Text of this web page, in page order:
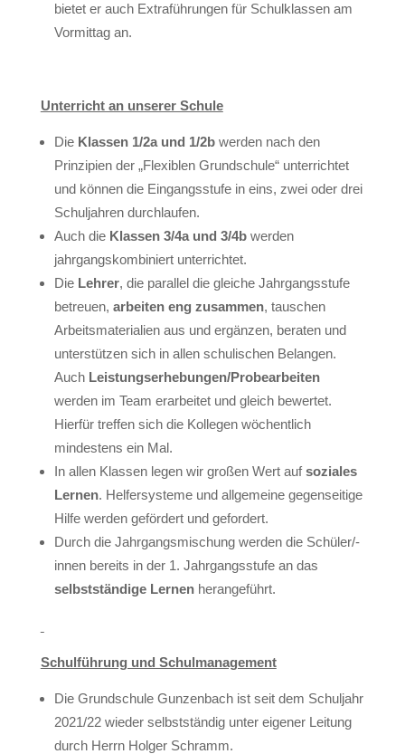
bietet er auch Extraführungen für Schulklassen am
Vormittag an.
Unterricht an unserer Schule
Die Klassen 1/2a und 1/2bwerden nach den
Prinzipien der „Flexiblen Grundschule“ unterrichtet
und können die Eingangsstufe in eins, zwei oder drei
Schuljahren durchlaufen.
Auch die Klassen 3/4a und 3/4bwerden
jahrgangskombiniert unterrichtet.
Die Lehrer, die parallel die gleiche Jahrgangsstufe
betreuen, arbeiten eng zusammen, tauschen
Arbeitsmaterialien aus und ergänzen, beraten und
unterstützen sich in allen schulischen Belangen.
Auch Leistungserhebungen/Probearbeiten
werden im Team erarbeitet und gleich bewertet.
Hierfür treffen sich die Kollegen wöchentlich
mindestens ein Mal.
In allen Klassen legen wir großen Wert aufsoziales
Lernen. Helfersysteme und allgemeine gegenseitige
Hilfe werden gefördert und gefordert.
Durch die Jahrgangsmischung werden die Schüler/-
innen bereits in der 1. Jahrgangsstufe an das
selbstständige Lernenherangeführt.
Schulführung und Schulmanagement
Die Grundschule Gunzenbach ist seit dem Schuljahr
2021/22 wieder selbstständig unter eigener Leitung
durch Herrn Holger Schramm.